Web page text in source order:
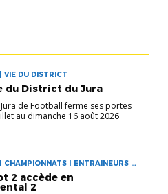
DU DISTRICT
du District du Jura
de Football ferme ses portes
au dimanche 16 août 2026
CHAMPIONNATS | ENTRAINEURS |
2 accède en
2